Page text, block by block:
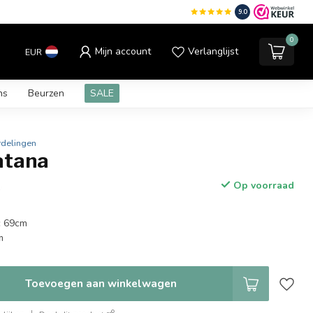
9.0
EUR Mijn account Verlanglijst
0
Beurzen SALE
Op voorraad
Toevoegen aan winkelwagen